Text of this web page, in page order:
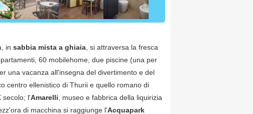
in sabbia mista a ghiaia , si attraversa la fresca
60 mobilehome, due piscine (una per
una vacanza all'insegna del divertimento e del
centro ellenistico di Thurii e quello romano di
secolo; l'Amarelli , museo e fabbrica della liquirizia
di macchina si raggiunge l'Acquapark